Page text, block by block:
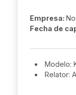
Empresa:
Fecha de
Modelo:
Relator: